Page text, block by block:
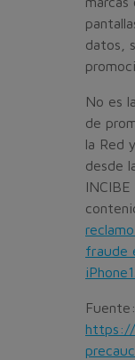
datos,
No es
de
la Red
desde
fraude
Fuente:
https://